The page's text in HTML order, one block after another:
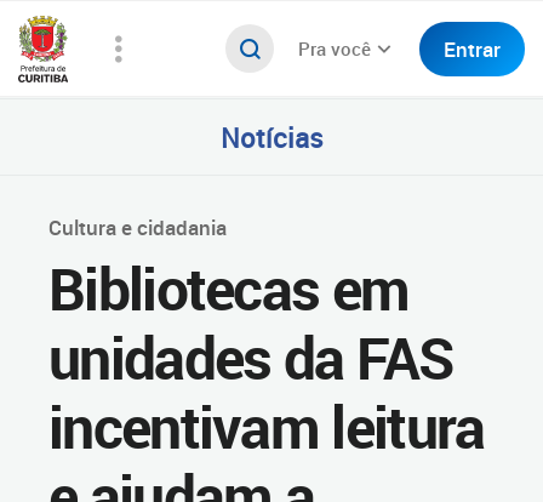
Pra você Entrar
Notícias
Cultura e cidadania
Bibliotecas em
unidades da FAS
incentivam leitura